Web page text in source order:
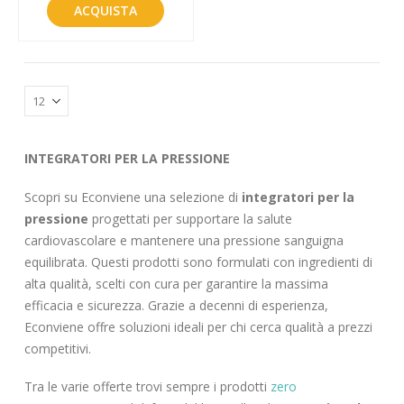
ACQUISTA
INTEGRATORI PER LA PRESSIONE
Scopri su Econviene una selezione di integratori per la
pressione progettati per supportare la salute
cardiovascolare e mantenere una pressione sanguigna
equilibrata. Questi prodotti sono formulati con ingredienti di
alta qualità, scelti con cura per garantire la massima
efficacia e sicurezza. Grazie a decenni di esperienza,
Econviene offre soluzioni ideali per chi cerca qualità a prezzi
competitivi.
Tra le varie offerte trovi sempre i prodotti zero